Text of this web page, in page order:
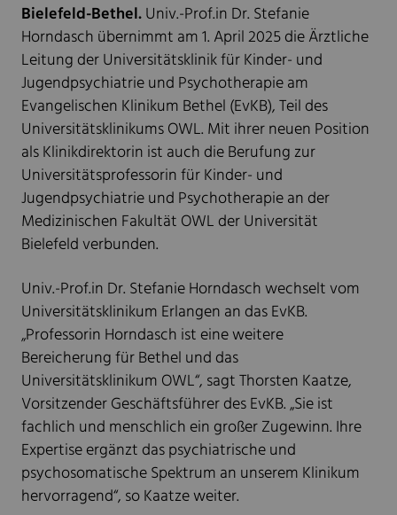
Bielefeld-Bethel.Univ.-Prof.in Dr. Stefanie
Horndasch übernimmt am 1. April 2025 die Ärztliche
Leitung der Universitätsklinik für Kinder- und
Jugendpsychiatrie und Psychotherapie am
Evangelischen Klinikum Bethel (EvKB), Teil des
Universitätsklinikums OWL. Mit ihrer neuen Position
als Klinikdirektorin ist auch die Berufung zur
Universitätsprofessorin für Kinder- und
Jugendpsychiatrie und Psychotherapie an der
Medizinischen Fakultät OWL der Universität
Bielefeld verbunden.
Univ.-Prof.in Dr. Stefanie Horndasch wechselt vom
Universitätsklinikum Erlangen an das EvKB.
„Professorin Horndasch ist eine weitere
Bereicherung für Bethel und das
Universitätsklinikum OWL“, sagt Thorsten Kaatze,
Vorsitzender Geschäftsführer des EvKB. „Sie ist
fachlich und menschlich ein großer Zugewinn. Ihre
Expertise ergänzt das psychiatrische und
psychosomatische Spektrum an unserem Klinikum
hervorragend“, so Kaatze weiter.